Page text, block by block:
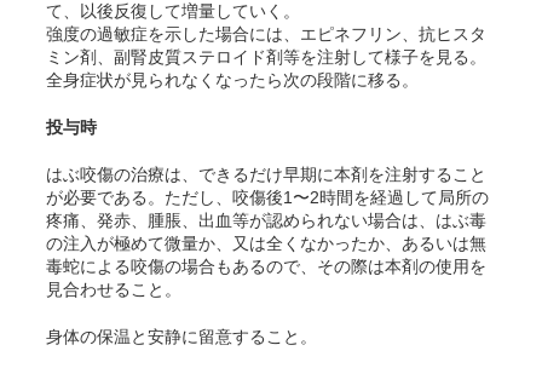
て、以後反復して増量していく。
強度の過敏症を示した場合には、エピネフリン、抗ヒスタ
ミン剤、副腎皮質ステロイド剤等を注射して様子を見る。
全身症状が見られなくなったら次の段階に移る。
投与時
はぶ咬傷の治療は、できるだけ早期に本剤を注射すること
が必要である。ただし、咬傷後1〜2時間を経過して局所の
疼痛、発赤、腫脹、出血等が認められない場合は、はぶ毒
の注入が極めて微量か、又は全くなかったか、あるいは無
毒蛇による咬傷の場合もあるので、その際は本剤の使用を
見合わせること。
身体の保温と安静に留意すること。